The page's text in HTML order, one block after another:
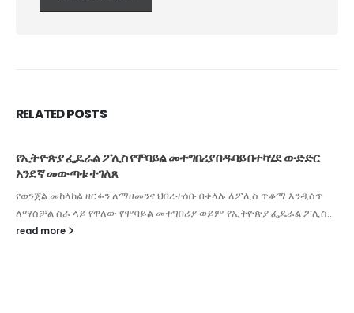
RELATEDPOSTS
የኢትዮጵያ ፌዴራል ፖሊስ የሞባይል መተግበሪያ በዱባይ በተካሄደ ውድድር
አንደኛ መውጣቱ ተገለጸ
የወንጀል መከላከል ዘርፉን ለማዘመንና ህበረተሰቡ በቀላሉ ለፖሊስ ጥቆማ እንዲሰጥ
ለማስቻል ስራ ላይ የዋለው የሞባይል መተግበሪያ ወይም የኢትዮጵያ ፌዴራል ፖሊስ...
read more